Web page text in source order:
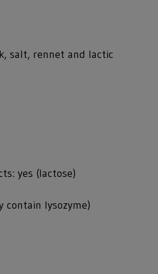
salt, rennet and lactic
yes (lactose)
contain lysozyme)